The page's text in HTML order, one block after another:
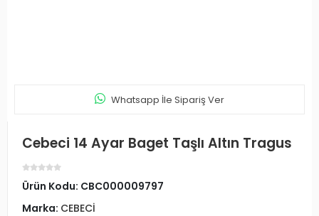
Whatsapp İle Sipariş Ver
Cebeci 14 Ayar Baget Taşlı Altın Tragus
Ürün Kodu: CBC000009797
Marka: CEBECİ